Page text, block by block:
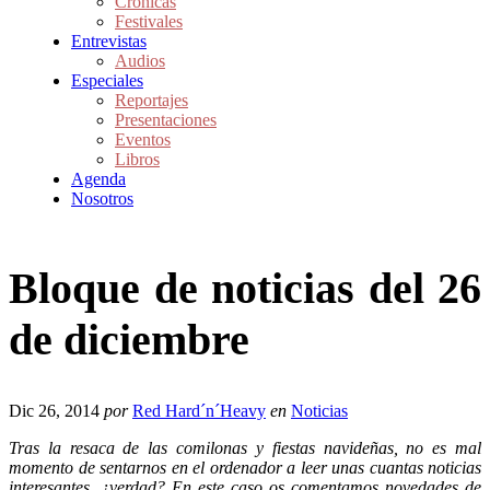
Festivales
Entrevistas
Audios
Especiales
Reportajes
Presentaciones
Eventos
Libros
Agenda
Nosotros
Bloque de noticias del 26
de diciembre
Dic 26, 2014 por Red Hard´n´Heavy en Noticias
Tras la resaca de las comilonas y fiestas navideñas, no es mal
momento de sentarnos en el ordenador a leer unas cuantas noticias